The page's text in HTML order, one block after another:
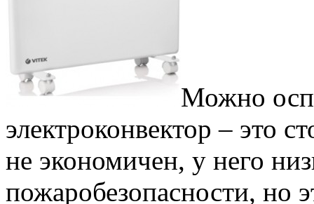
Можно
электроконвектор – это
не экономичен, у него
пожаробезопасности, но